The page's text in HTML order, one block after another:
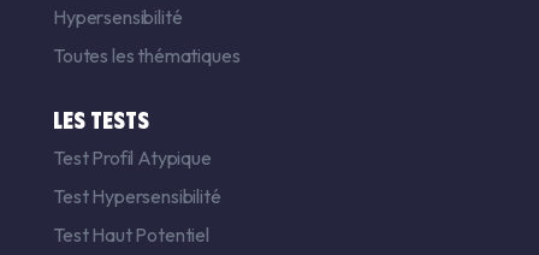
Hypersensibilité
Toutes les thématiques
LES TESTS
Test Profil Atypique
Test Hypersensibilité
Test Haut Potentiel